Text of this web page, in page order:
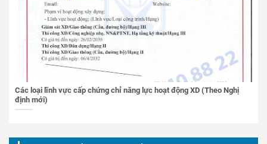
Các loại lĩnh vực cấp chứng chỉ năng lực hoạt động XD (Theo Nghị
định mới)